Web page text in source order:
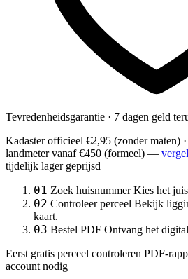
Tevredenheidsgarantie · 7 dagen geld
Kadaster officieel €2,95 (zonder maten) ·
landmetervanaf €450 (formeel) —
tijdelijk lager geprijsd
01 Zoek huisnummer Kies het
02 Controleer perceel Bekijk
kaart.
03 Bestel PDF Ontvang het
Eerst gratis perceel controleren PDF-
account nodig